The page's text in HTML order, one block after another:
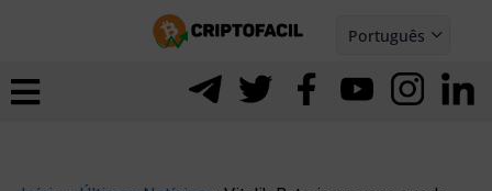
Português
Español